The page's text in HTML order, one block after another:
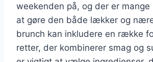
weekenden på, og der er
at gøre den både lækker og
brunch kan inkludere en række
retter, der kombinerer smag og